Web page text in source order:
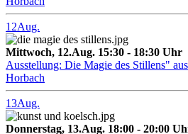
12Aug.
Mittwoch, 12.Aug. 15:30 - 18:30 Uhr
Ausstellung: Die Magie des Stillens"
Horbach
13Aug.
Donnerstag, 13.Aug. 18:00 - 20:00